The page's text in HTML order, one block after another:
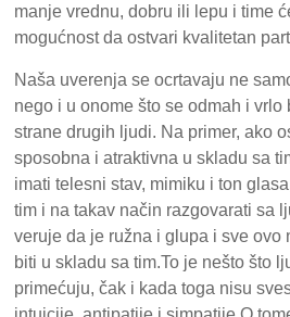
manje vrednu, dobru ili lepu i time
mogućnost da ostvari kvalitetan
Naša uverenja se ocrtavaju ne
nego i u onome što se odmah i vrlo
strane drugih ljudi. Na primer, ako
sposobna i atraktivna u skladu sa
imati telesni stav, mimiku i ton
tim i na takav način razgovarati sa
veruje da je ružna i glupa i sve ovo
biti u skladu sa tim.To je nešto što
primećuju, čak i kada toga nisu